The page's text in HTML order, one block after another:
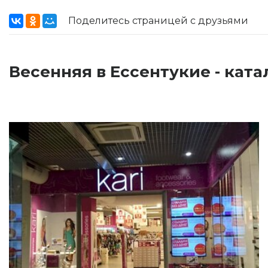
Поделитесь страницей с друзьями
Весенняя в Ессентукие -